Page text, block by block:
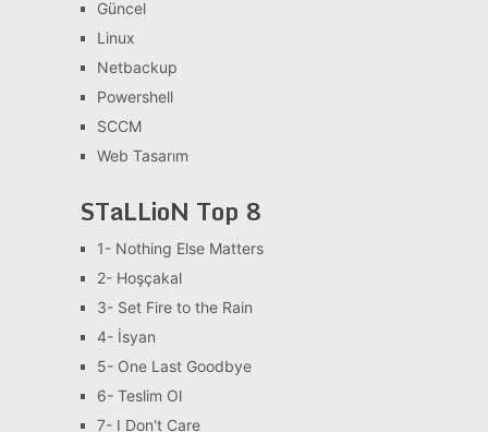
Güncel
Linux
Netbackup
Powershell
SCCM
Web Tasarım
STaLLioN Top 8
1- Nothing Else Matters
2- Hoşçakal
3- Set Fire to the Rain
4- İsyan
5- One Last Goodbye
6- Teslim Ol
7- I Don't Care